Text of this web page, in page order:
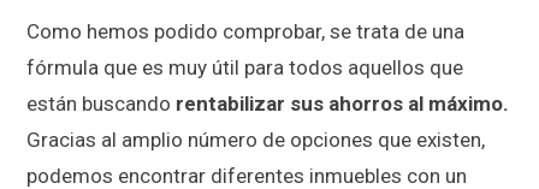
Como hemos podido comprobar, se trata de una
fórmula que es muy útil para todos aquellos que
están buscando rentabilizar sus ahorros al máximo.
Gracias al amplio número de opciones que existen,
podemos encontrar diferentes inmuebles con un